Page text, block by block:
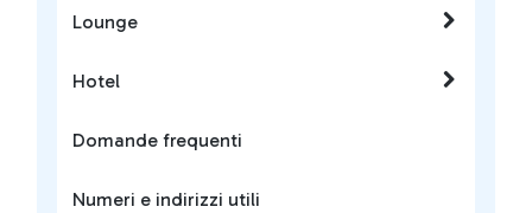
Lounge
Hotel
Domande frequenti
Numeri e indirizzi utili